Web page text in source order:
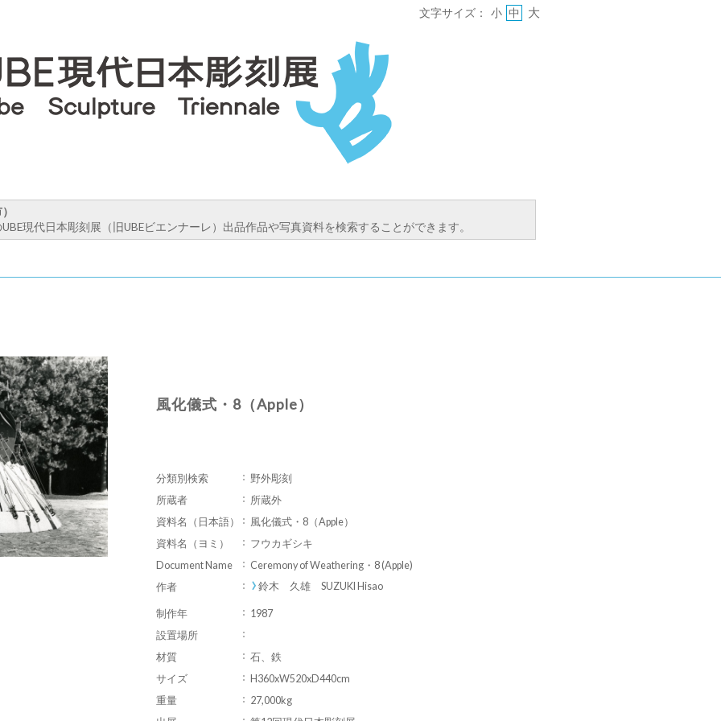
現代日本彫刻展（旧UBEビエンナーレ）出品作品や写真資料を検索することができます。
文字サイズ： 小 中 大
風化儀式・8（Apple）
分類別検索
野外彫刻
所蔵者
所蔵外
資料名（日本語）
風化儀式・8（Apple）
資料名（ヨミ）
フウカギシキ
Document Name
Ceremony of Weathering・8 (Apple)
作者
鈴木 久雄 SUZUKI Hisao
制作年
1987
設置場所
材質
石、鉄
サイズ
H360xW520xD440cm
重量
27,000kg